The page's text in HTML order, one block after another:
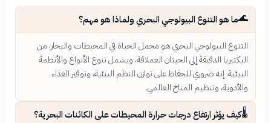
🌊ما هو التنوع البيولوجي البحري ولماذا هو مهم؟
التنوع البيولوجي البحري هو مجمل الحياة في المحيطات والبحار، من
البكتيريا الدقيقة إلى الحيتان العملاقة، ويشمل تنوع الأنواع والأنظمة
البيئية. إنه ضروري للحفاظ على توازن النظم البيئية، وتوفير الغذاء
والأدوية، وتنظيم المناخ العالمي.
🌡️كيف يؤثر ارتفاع درجات حرارة المحيطات على الكائنات البحرية؟